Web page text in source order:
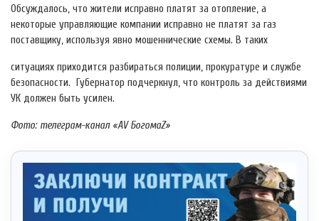
Обсуждалось, что жители исправно платят за отопление, а
некоторые управляющие компании исправно не платят за газ
поставщику, используя явно мошеннические схемы. В таких
ситуациях приходится разбираться полиции, прокуратуре и службе
безопасности. Губернатор подчеркнул, что контроль за действиями
УК должен быть усилен.
Фото: телеграм-канал «AV БогомаZ»